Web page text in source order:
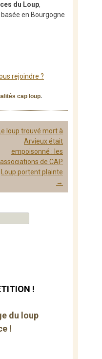
du Loup,
en Bourgogne
rejoindre ?
cap loup.
Le loup trouvé mort à
Arvieux était
empoisonné : les
associations de CAP
Loup portent plainte
→
!
du loup
!